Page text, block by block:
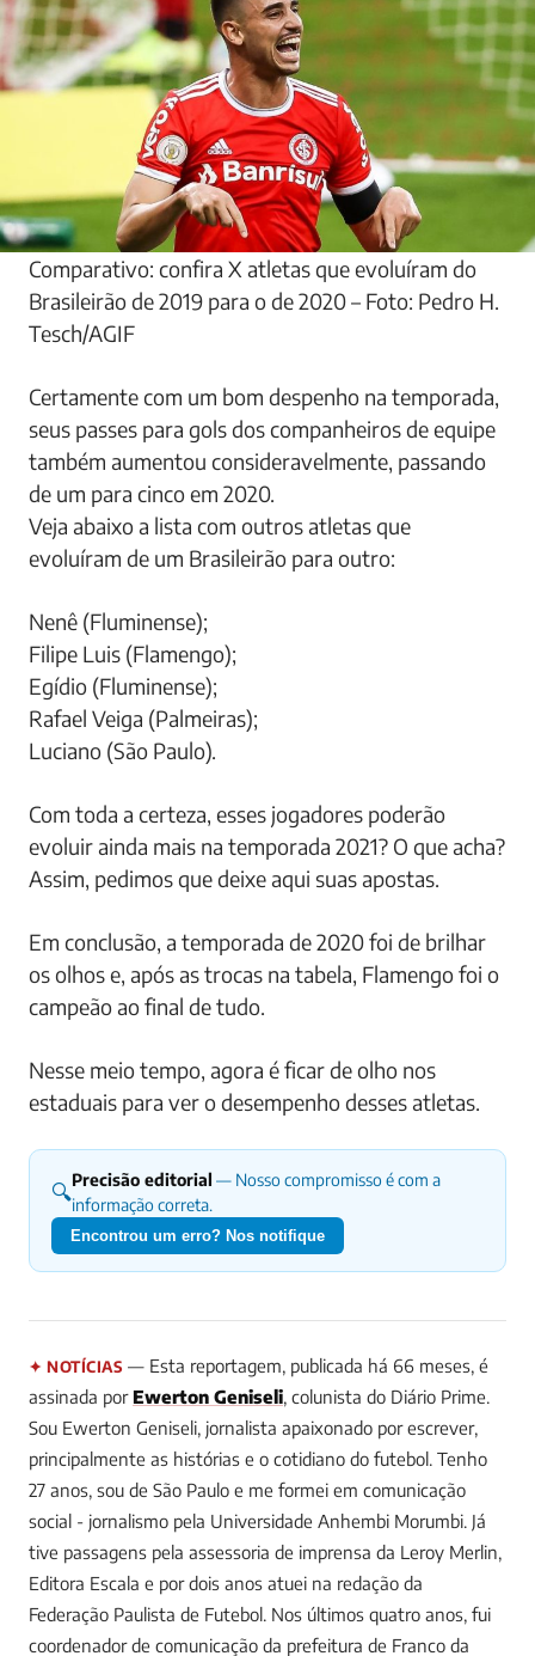
Comparativo: confira X atletas que evoluíram do
Brasileirão de 2019 para o de 2020 – Foto: Pedro H.
Tesch/AGIF
Certamente com um bom despenho na temporada,
seus passes para gols dos companheiros de equipe
também aumentou consideravelmente, passando
de um para cinco em 2020.
Veja abaixo a lista com outros atletas que
evoluíram de um Brasileirão para outro:
Nenê (Fluminense);
Filipe Luis (Flamengo);
Egídio (Fluminense);
Rafael Veiga (Palmeiras);
Luciano (São Paulo).
Com toda a certeza, esses jogadores poderão
evoluir ainda mais na temporada 2021? O que acha?
Assim, pedimos que deixe aqui suas apostas.
Em conclusão, a temporada de 2020 foi de brilhar
os olhos e, após as trocas na tabela, Flamengo foi o
campeão ao final de tudo.
Nesse meio tempo, agora é ficar de olho nos
estaduais para ver o desempenho desses atletas.
🔍Precisão editorial — Nosso compromisso é com a
informação correta.
Encontrou um erro? Nos notifique
✦ NOTÍCIAS — Esta reportagem, publicada há 66 meses, é
assinada por Ewerton Geniseli, colunista do Diário Prime.
Sou Ewerton Geniseli, jornalista apaixonado por escrever,
principalmente as histórias e o cotidiano do futebol. Tenho
27 anos, sou de São Paulo e me formei em comunicação
social - jornalismo pela Universidade Anhembi Morumbi. Já
tive passagens pela assessoria de imprensa da Leroy Merlin,
Editora Escala e por dois anos atuei na redação da
Federação Paulista de Futebol. Nos últimos quatro anos, fui
coordenador de comunicação da prefeitura de Franco da